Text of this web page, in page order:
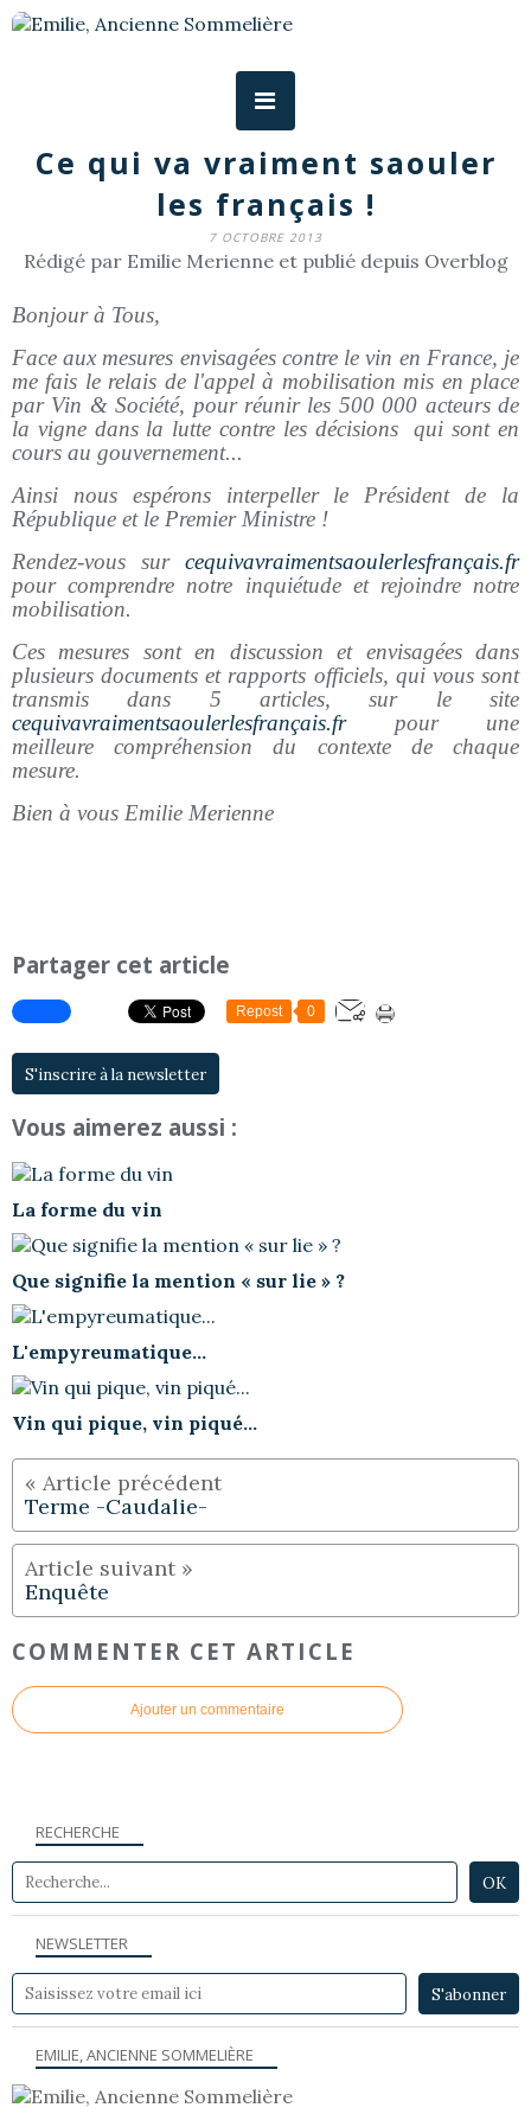
Ce qui va vraiment saouler
les français !
7 OCTOBRE 2013
Rédigé par Emilie Merienne et publié depuis Overblog
Bonjour à Tous,
Face aux mesures envisagées contre le vin en France, je
me fais le relais de l'appel à mobilisation mis en place
par Vin & Société, pour réunir les 500 000 acteurs de
la vigne dans la lutte contre les décisions qui sont en
cours au gouvernement...
Ainsi nous espérons interpeller le Président de la
République et le Premier Ministre !
Rendez-vous sur cequivavraimentsaoulerlesfrançais.fr
pour comprendre notre inquiétude et rejoindre notre
mobilisation.
Ces mesures sont en discussion et envisagées dans
plusieurs documents et rapports officiels, qui vous sont
transmis dans 5 articles, sur le site
cequivavraimentsaoulerlesfrançais.frpour une
meilleure compréhension du contexte de chaque
mesure.
Bien à vous Emilie Merienne
Partager cet article
Repost 0
S'inscrire à la newsletter
Vous aimerez aussi :
La forme du vin
Que signifie la mention « sur lie » ?
L'empyreumatique...
Vin qui pique, vin piqué...
Terme -Caudalie-
Enquête
COMMENTER CET ARTICLE
Ajouter un commentaire
NEWSLETTER
RECHERCHE
EMILIE, ANCIENNE SOMMELIÈRE